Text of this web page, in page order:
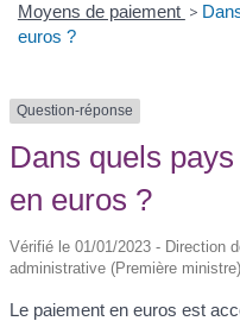
Moyens de paiement >
euros ?
Question-réponse
Dans quels
en euros ?
Vérifié le 01/01/2023 - Direction
administrative (Première ministre)
Le paiement en euros est